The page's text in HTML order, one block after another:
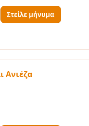
Στείλε μήνυμα
Ανιέζα